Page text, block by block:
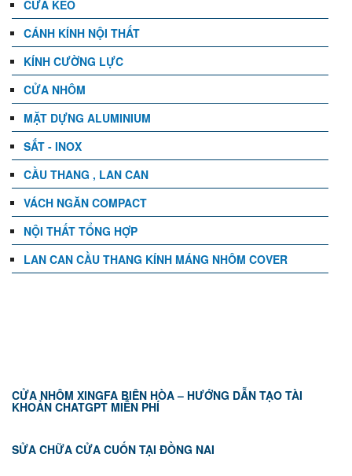
CỬA KÉO
CÁNH KÍNH NỘI THẤT
KÍNH CƯỜNG LỰC
CỬA NHÔM
MẶT DỰNG ALUMINIUM
SẮT - INOX
CẦU THANG , LAN CAN
VÁCH NGĂN COMPACT
NỘI THẤT TỔNG HỢP
LAN CAN CẦU THANG KÍNH MÁNG NHÔM COVER
CỬA NHÔM XINGFA BIÊN HÒA – HƯỚNG DẪN TẠO TÀI
KHOẢN CHATGPT MIỄN PHÍ
SỬA CHỮA CỬA CUỐN TẠI ĐỒNG NAI